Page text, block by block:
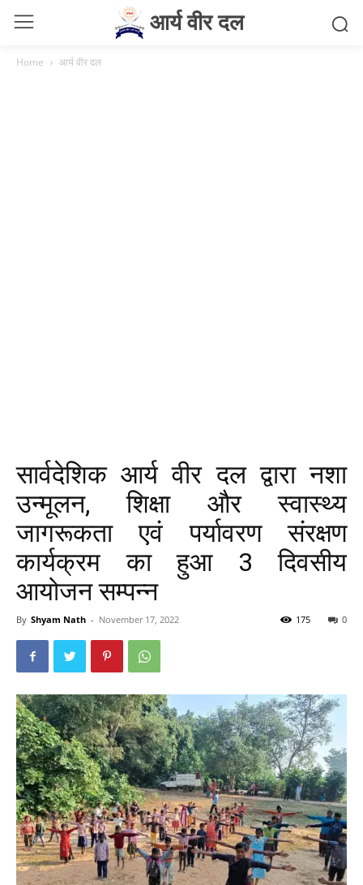
आर्य वीर दल
Home आर्य वीर दल
सार्वदेशिक आर्य वीर दल द्वारा नशा
उन्मूलन, शिक्षा और स्वास्थ्य
जागरूकता एवं पर्यावरण संरक्षण
कार्यक्रम का हुआ 3 दिवसीय
आयोजन सम्पन्न
By Shyam Nath - November 17, 2022 0
175